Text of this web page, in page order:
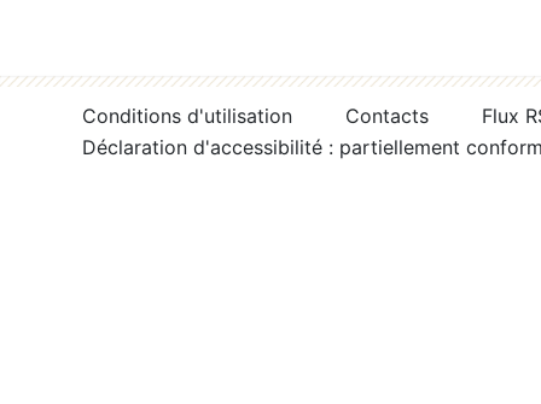
Conditions d'utilisation Contacts
Flux
Déclaration d'accessibilité : partiellement